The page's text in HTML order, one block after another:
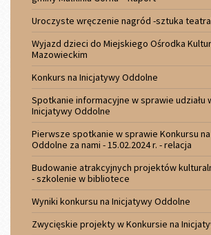
Uroczyste wręczenie nagród -sztuka
Wyjazd dzieci do Miejskiego Ośrodka
Mazowieckim
Konkurs na Inicjatywy Oddolne
Spotkanie informacyjne w sprawie udziału
Inicjatywy Oddolne
Pierwsze spotkanie w sprawie Konkursu
Oddolne za nami - 15.02.2024 r. - relacja
Budowanie atrakcyjnych projektów
- szkolenie w bibliotece
Wyniki konkursu na Inicjatywy Oddolne
Zwycięskie projekty w Konkursie na